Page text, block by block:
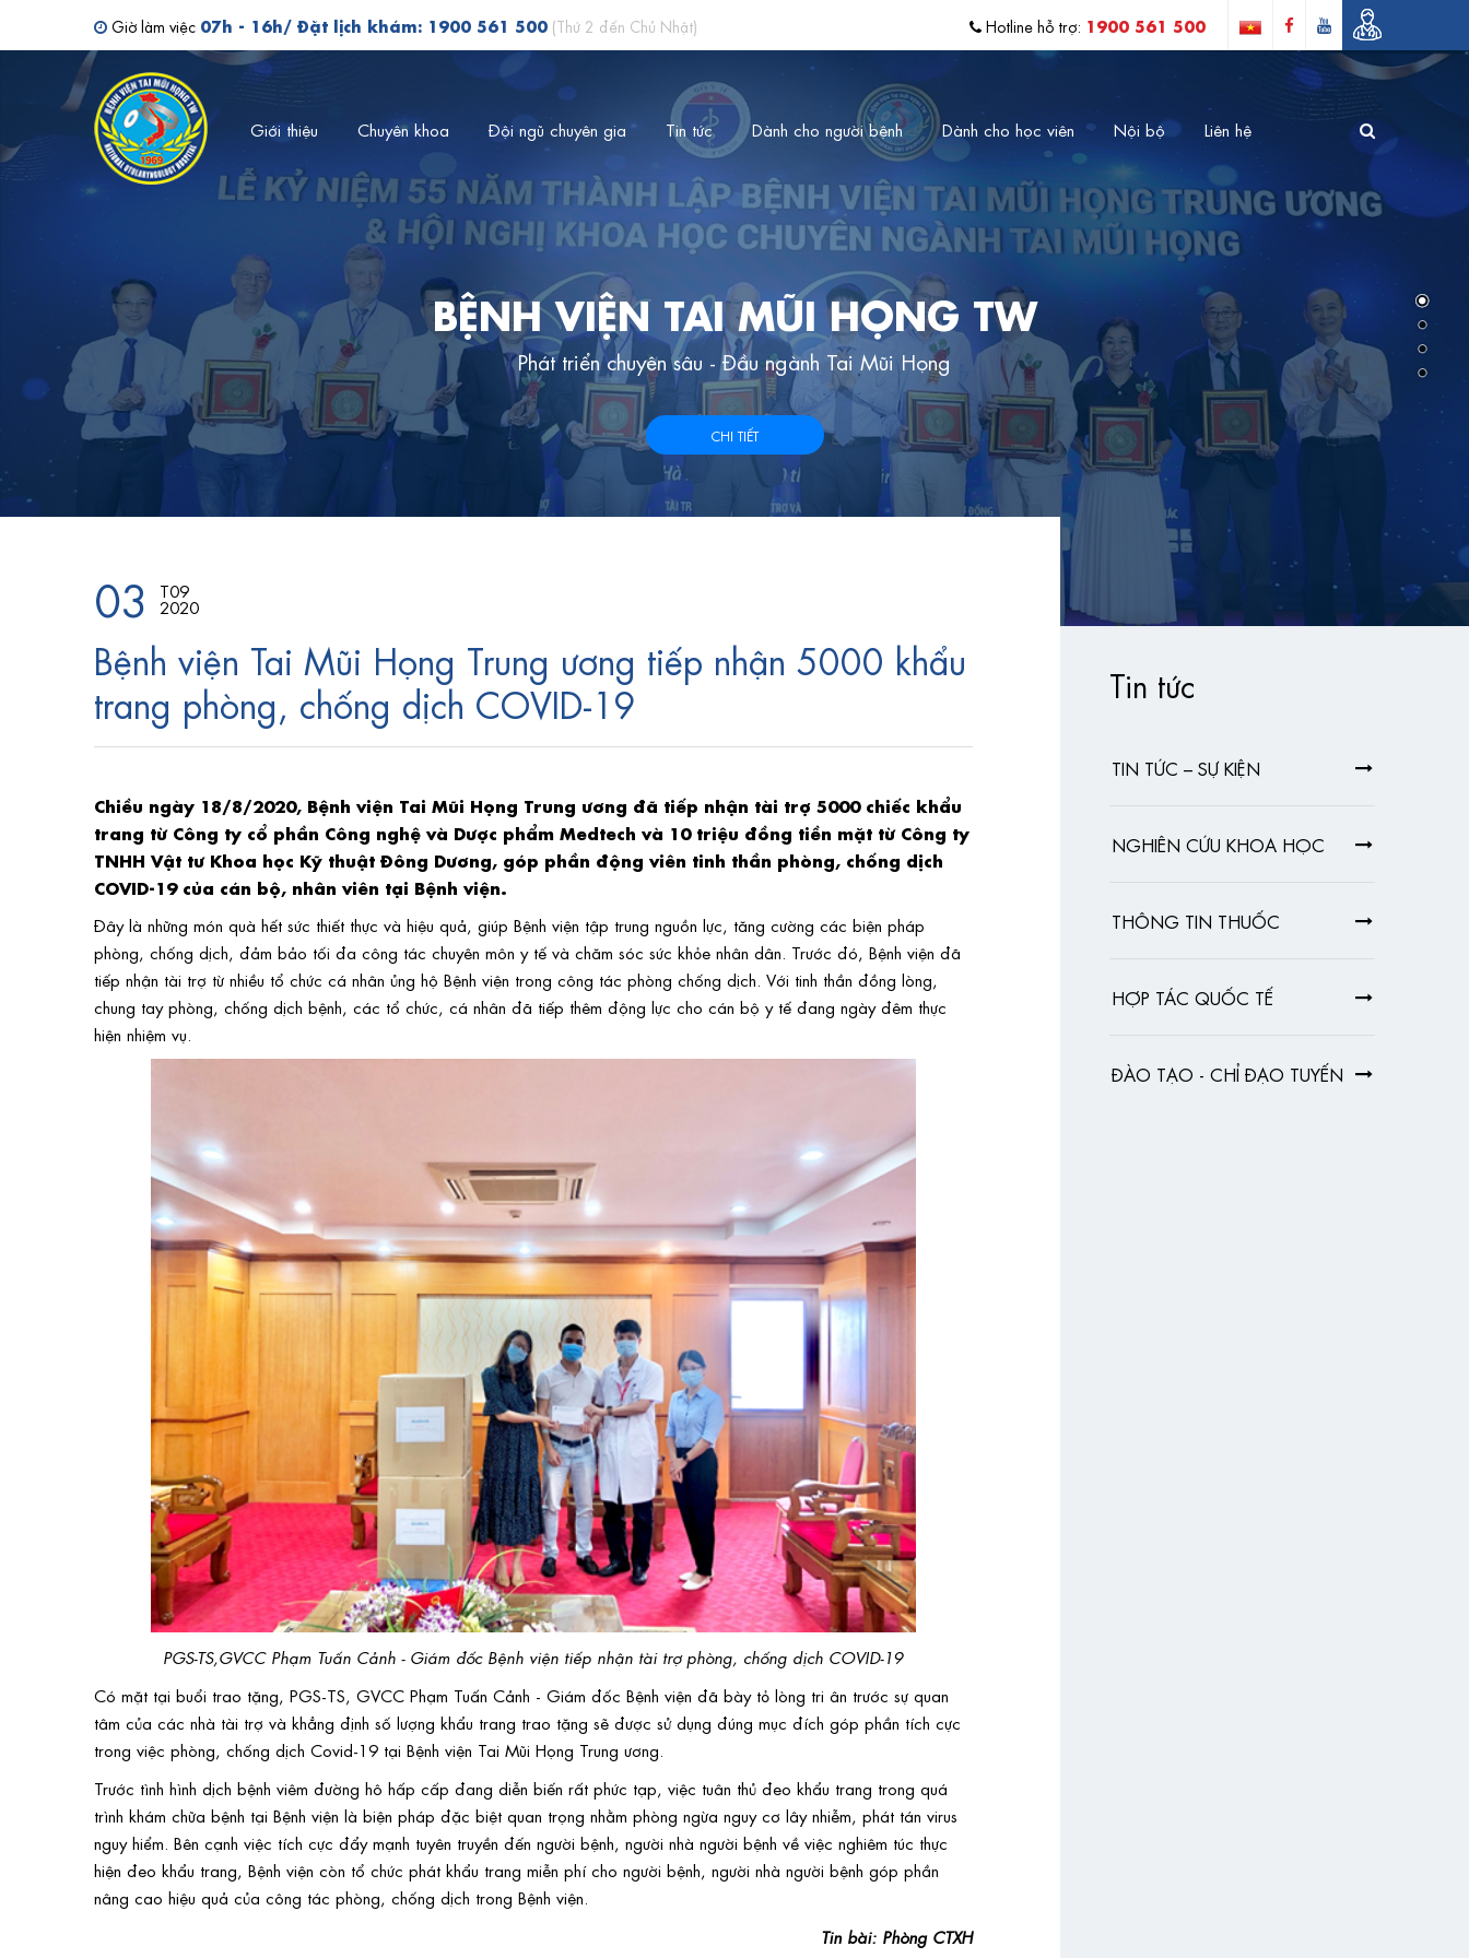
Giờ làm việc 07h - 16h/ Đặt lịch khám: 1900 561 500 (Thứ 2 đến Chủ Nhật) Hotline hỗ trợ: 1900 561 500
Tìm kiếm bác sĩ
Giới thiệu Chuyên khoa Đội ngũ chuyên gia Tin tức Dành cho người bệnh Dành cho học viên Nội bộ Liên hệ
BỆNH VIỆN TAI MŨI HỌNG TW
Phát triển chuyên sâu - Đầu ngành Tai Mũi Họng
CHI TIẾT
03 T09
2020
Bệnh viện Tai Mũi Họng Trung ương tiếp nhận 5000 khẩu
trang phòng, chống dịch COVID-19
Chiều ngày 18/8/2020, Bệnh viện Tai Mũi Họng Trung ương đã tiếp nhận tài trợ 5000 chiếc khẩu
trang từ Công ty cổ phần Công nghệ và Dược phẩm Medtech và 10 triệu đồng tiền mặt từ Công ty
TNHH Vật tư Khoa học Kỹ thuật Đông Dương, góp phần động viên tinh thần phòng, chống dịch
COVID-19 của cán bộ, nhân viên tại Bệnh viện.
Đây là những món quà hết sức thiết thực và hiệu quả, giúp Bệnh viện tập trung nguồn lực, tăng cường các biện pháp
phòng, chống dịch, đảm bảo tối đa công tác chuyên môn y tế và chăm sóc sức khỏe nhân dân. Trước đó, Bệnh viện đã
tiếp nhận tài trợ từ nhiều tổ chức cá nhân ủng hộ Bệnh viện trong công tác phòng chống dịch. Với tinh thần đồng lòng,
chung tay phòng, chống dịch bệnh, các tổ chức, cá nhân đã tiếp thêm động lực cho cán bộ y tế đang ngày đêm thực
hiện nhiệm vụ.
PGS-TS,GVCC Phạm Tuấn Cảnh - Giám đốc Bệnh viện tiếp nhận tài trợ phòng, chống dịch COVID-19
Có mặt tại buổi trao tặng, PGS-TS, GVCC Phạm Tuấn Cảnh - Giám đốc Bệnh viện đã bày tỏ lòng tri ân trước sự quan
tâm của các nhà tài trợ và khẳng định số lượng khẩu trang trao tặng sẽ được sử dụng đúng mục đích góp phần tích cực
trong việc phòng, chống dịch Covid-19 tại Bệnh viện Tai Mũi Họng Trung ương.
Trước tình hình dịch bệnh viêm đường hô hấp cấp đang diễn biến rất phức tạp, việc tuân thủ đeo khẩu trang trong quá
trình khám chữa bệnh tại Bệnh viện là biện pháp đặc biệt quan trọng nhằm phòng ngừa nguy cơ lây nhiễm, phát tán virus
nguy hiểm. Bên cạnh việc tích cực đẩy mạnh tuyên truyền đến người bệnh, người nhà người bệnh về việc nghiêm túc thực
hiện đeo khẩu trang, Bệnh viện còn tổ chức phát khẩu trang miễn phí cho người bệnh, người nhà người bệnh góp phần
nâng cao hiệu quả của công tác phòng, chống dịch trong Bệnh viện.
Tin bài: Phòng CTXH
Tin tức
TIN TỨC – SỰ KIỆN
NGHIÊN CỨU KHOA HỌC
THÔNG TIN THUỐC
HỢP TÁC QUỐC TẾ
ĐÀO TẠO - CHỈ ĐẠO TUYẾN